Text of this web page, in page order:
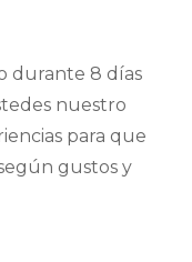
durante 8 días
nuestro
para que
gustos y